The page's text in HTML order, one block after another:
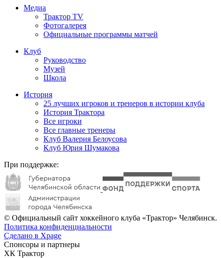
Медиа
Трактор TV
Фотогалерея
Официальные программы матчей
Клуб
Руководство
Музей
Школа
История
25 лучших игроков и тренеров в истории клуба
История Трактора
Все игроки
Все главные тренеры
Клуб Валерия Белоусова
Клуб Юрия Шумакова
При поддержке:
© Официальный сайт хоккейного клуба «Трактор» Челябинск.
Политика конфиденциальности
Сделано в Xpage
Спонсоры и партнеры
ХК Трактор